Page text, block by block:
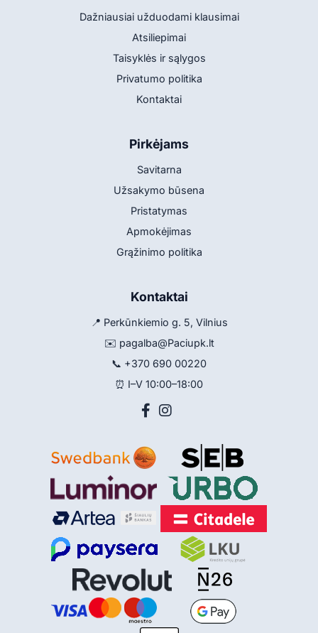
Dažniausiai užduodami klausimai
Atsiliepimai
Taisyklės ir sąlygos
Privatumo politika
Kontaktai
Pirkėjams
Savitarna
Užsakymo būsena
Pristatymas
Apmokėjimas
Grąžinimo politika
Kontaktai
📍 Perkūnkiemio g. 5, Vilnius
✉️ pagalba@Paciupk.lt
📞 +370 690 00220
⏰ I–V 10:00–18:00